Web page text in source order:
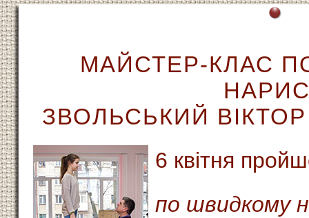
МАЙСТЕР-КЛАС
ЗВОЛЬСЬКИЙ
6 квітня
по швидкому